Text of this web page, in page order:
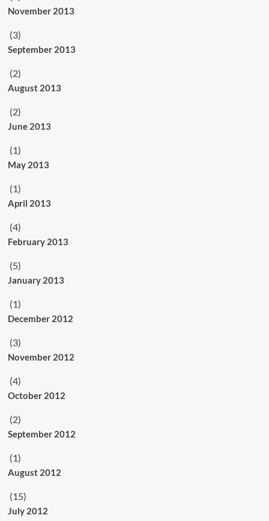
November 2013
(3)
September 2013
(2)
August 2013
(2)
June 2013
(1)
May 2013
(1)
April 2013
(4)
February 2013
(5)
January 2013
(1)
December 2012
(3)
November 2012
(4)
October 2012
(2)
September 2012
(1)
August 2012
(15)
July 2012